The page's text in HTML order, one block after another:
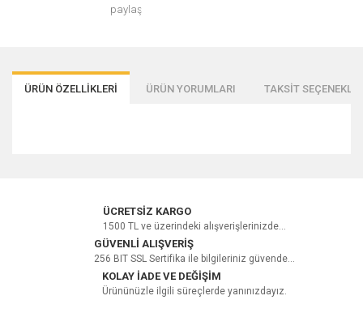
paylaş
ÜRÜN ÖZELLİKLERİ ÜRÜN YORUMLARI TAKSİT
Bu ürüne ilk yorumu siz yapın!
Yorum Yaz
ÜCRETSİZ KARGO
1500 TL ve üzerindeki alışverişlerinizde...
GÜVENLİ ALIŞVERİŞ
256 BIT SSL Sertifika ile bilgileriniz güvende...
KOLAY İADE VE DEĞİŞİM
Ürününüzle ilgili süreçlerde yanınızdayız.